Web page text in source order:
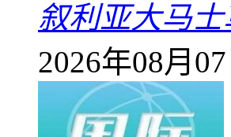
叙利亚大马
2026年08月